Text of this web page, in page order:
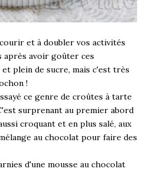
et à doubler vos activités
après avoir goûter ces
plein de sucre, mais c'est très
!
ce genre de croûtes à tarte
surprenant au premier abord
croquant et en plus salé, aux
au chocolat pour faire des
d'une mousse au chocolat